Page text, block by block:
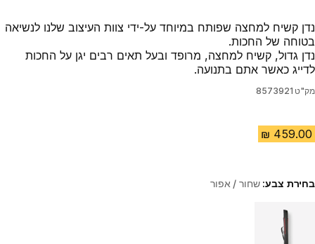
נדן קשיח למחצה שפותח במיוחד על-ידי צוות העיצוב שלנו לנשיאה
בטוחה של החכות.
נדן גדול, קשיח למחצה, מרופד ובעל תאים רבים יגן על החכות
לדייג כאשר אתם בתנועה.
מק"ט 8573921
בחירת צבע:שחור / אפור
Choose a variant